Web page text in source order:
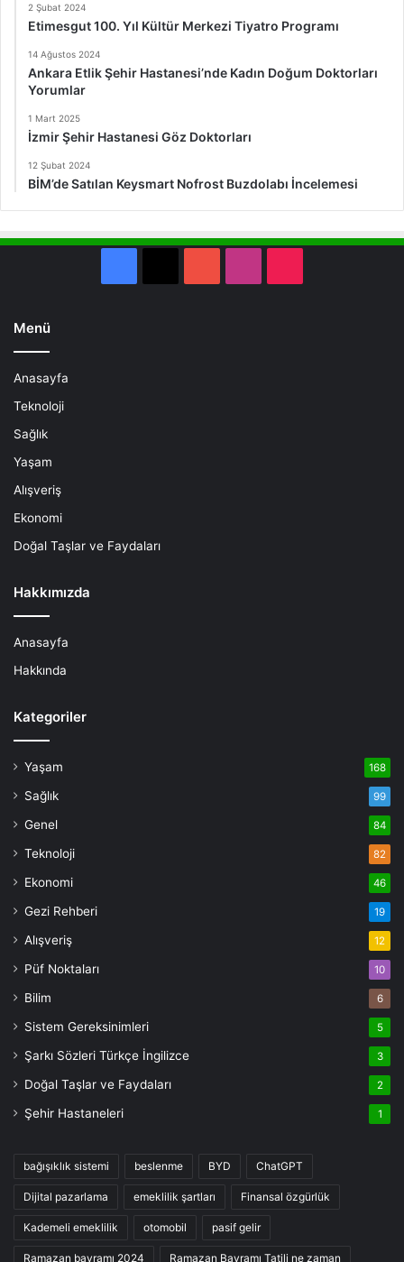
2 Şubat 2024
Etimesgut 100. Yıl Kültür Merkezi Tiyatro Programı
14 Ağustos 2024
Ankara Etlik Şehir Hastanesi’nde Kadın Doğum Doktorları
Yorumlar
1 Mart 2025
İzmir Şehir Hastanesi Göz Doktorları
12 Şubat 2024
BİM’de Satılan Keysmart Nofrost Buzdolabı İncelemesi
Menü
Anasayfa
Teknoloji
Sağlık
Yaşam
Alışveriş
Ekonomi
Doğal Taşlar ve Faydaları
Hakkımızda
Anasayfa
Hakkında
Kategoriler
Yaşam 168
Sağlık 99
Genel 84
Teknoloji 82
Ekonomi 46
Gezi Rehberi 19
Alışveriş 12
Püf Noktaları 10
Bilim 6
Sistem Gereksinimleri 5
Şarkı Sözleri Türkçe İngilizce 3
Doğal Taşlar ve Faydaları 2
Şehir Hastaneleri 1
bağışıklık sistemi beslenme BYD ChatGPT
Dijital pazarlama emeklilik şartları Finansal özgürlük
Kademeli emeklilik otomobil pasif gelir
Ramazan bayramı 2024 Ramazan Bayramı Tatili ne zaman